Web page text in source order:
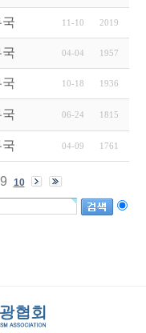
C) 소양교육(4차) 실
11-10 2019
를 활용한 MICE행사
04-04 1957
상 ⌜동해시 관광홍보설
10-18 1936
도 ․ 독도 팸투어 안내
06-24 1815
포상 대상자 추천
04-09 1761
9 10